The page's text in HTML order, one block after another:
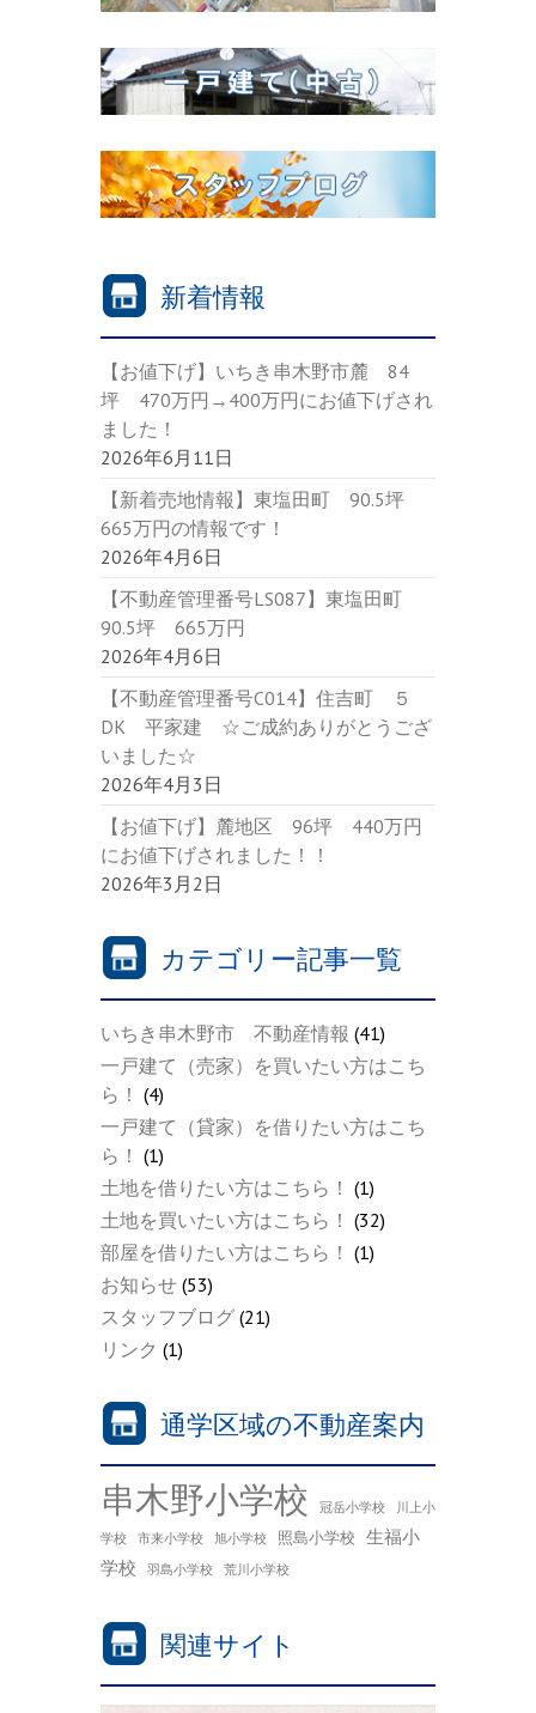
新着情報
【お値下げ】いちき串木野市麓 84
坪 470万円→400万円にお値下げされ
ました！
2026年6月11日
【新着売地情報】東塩田町 90.5坪
665万円の情報です！
2026年4月6日
【不動産管理番号LS087】東塩田町
90.5坪 665万円
2026年4月6日
【不動産管理番号C014】住吉町 ５
DK 平家建 ☆ご成約ありがとうござ
いました☆
2026年4月3日
【お値下げ】麓地区 96坪 440万円
にお値下げされました！！
2026年3月2日
カテゴリー記事一覧
いちき串木野市 不動産情報 (41)
一戸建て（売家）を買いたい方はこち
ら！ (4)
一戸建て（貸家）を借りたい方はこち
ら！ (1)
土地を借りたい方はこちら！ (1)
土地を買いたい方はこちら！ (32)
部屋を借りたい方はこちら！ (1)
お知らせ (53)
スタッフブログ (21)
リンク (1)
通学区域の不動産案内
串木野小学校 冠岳小学校
川上小
学校
市来小学校 旭小学校 照島小学校 生福小
学校
羽島小学校 荒川小学校
関連サイト